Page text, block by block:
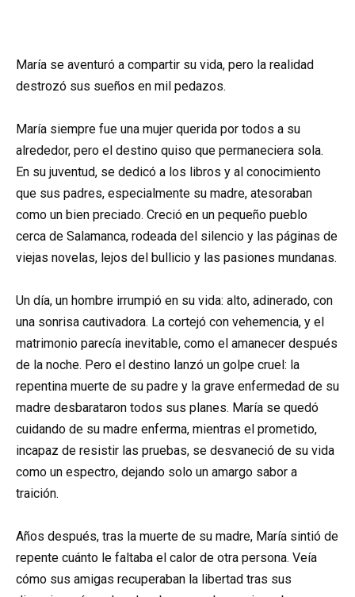
María se aventuró a compartir su vida, pero la realidad
destrozó sus sueños en mil pedazos.
María siempre fue una mujer querida por todos a su
alrededor, pero el destino quiso que permaneciera sola.
En su juventud, se dedicó a los libros y al conocimiento
que sus padres, especialmente su madre, atesoraban
como un bien preciado. Creció en un pequeño pueblo
cerca de Salamanca, rodeada del silencio y las páginas de
viejas novelas, lejos del bullicio y las pasiones mundanas.
Un día, un hombre irrumpió en su vida: alto, adinerado, con
una sonrisa cautivadora. La cortejó con vehemencia, y el
matrimonio parecía inevitable, como el amanecer después
de la noche. Pero el destino lanzó un golpe cruel: la
repentina muerte de su padre y la grave enfermedad de su
madre desbarataron todos sus planes. María se quedó
cuidando de su madre enferma, mientras el prometido,
incapaz de resistir las pruebas, se desvaneció de su vida
como un espectro, dejando solo un amargo sabor a
traición.
Años después, tras la muerte de su madre, María sintió de
repente cuánto le faltaba el calor de otra persona. Veía
cómo sus amigas recuperaban la libertad tras sus